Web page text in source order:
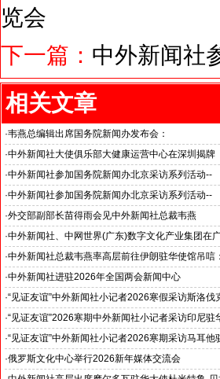
览会
下一篇： 中外新闻社
相关文章
·韦燕总编辑出席国务院新闻办发布会：
关注海关总署“十五五”时期守好国门安全
·中外新闻社大使俱乐部大健康运营中心在深圳揭牌
·中外新闻社参加国务院新闻办北京采访系列活动--
“科技创新和产业创新”中外记者见面会
·中外新闻社参加国务院新闻办北京采访系列活动--
小米汽车超越国际品牌
·外交部副部长苗得雨会见中外新闻社总裁韦燕
·中外新闻社、中网世界(广东)数字文化产业集团在
·中外新闻社总裁韦燕率高层前往伊朗驻华使馆吊唁：
对哈梅内伊最高领袖遇难表示沉痛哀悼
·中外新闻社进驻2026年全国两会新闻中心
·“见证友谊”中外新闻社小记者2026寒假采访斯洛伐
下：“希望斯中两国青少年成为推动中斯关系开启新
·“见证友谊”2026寒期中外新闻社小记者采访印尼驻
们将来成为印尼和中国文化交流的使者”
·“见证友谊”中外新闻社小记者2026寒期采访马耳他
就是中国未来的新闻发言人”
·俄罗斯文化中心举行2026新年媒体交流会